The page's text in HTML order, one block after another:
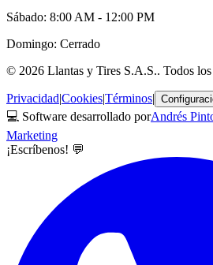
Sábado: 8:00 AM - 12:00 PM
Domingo: Cerrado
© 2026 Llantas y Tires S.A.S.. Todos
Privacidad|Cookies|Términos|
💻 Software desarrollado porAndrés
Marketing
¡Escríbenos! 💬